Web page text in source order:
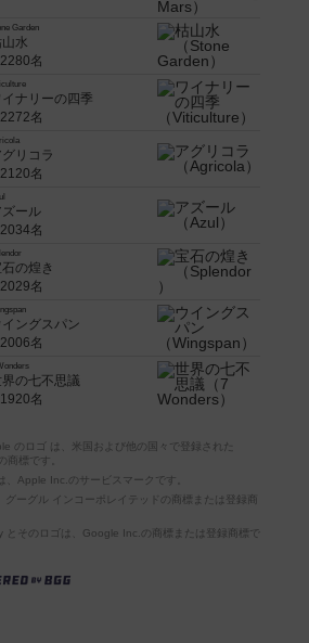
Garden
水
2280名
イナリーの四季
2272名
グリコラ
2120名
ズール
2034名
の煌き
2029名
イングスパン
2006名
の七不思議
1920名
のロゴ は、米国および他の国々で登録された
商標です。
、Apple Inc.のサービスマークです。
グーグル インコーポレイテッドの商標または登録商
とそのロゴは、Google Inc.の商標または登録商標で